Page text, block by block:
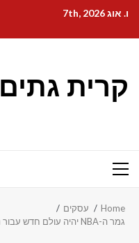
content
ו. אוג 7th, 2026
קרית גתים
Primary
Home
עסקים
גמר ה-NBA יהיה עולם חדש עבור רוב שחקני הניקס, ספרס